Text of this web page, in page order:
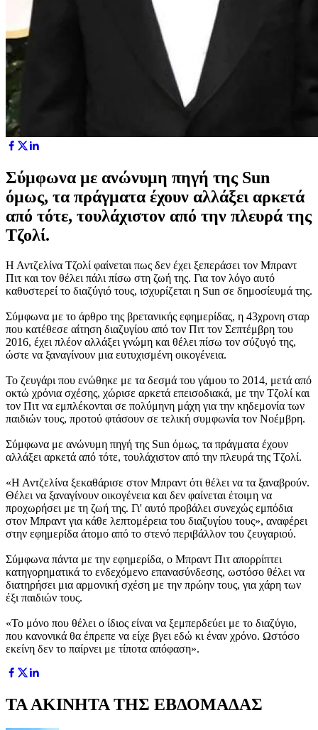
Σύμφωνα με ανώνυμη πηγή της Sun
όμως, τα πράγματα έχουν αλλάξει αρκετά
από τότε, τουλάχιστον από την πλευρά της
Τζολί.
Η Αντζελίνα Τζολί φαίνεται πως δεν έχει ξεπεράσει τον Μπραντ
Πιτ και τον θέλει πάλι πίσω στη ζωή της. Για τον λόγο αυτό
καθυστερεί το διαζύγιό τους, ισχυρίζεται η Sun σε δημοσίευμά της.
Σύμφωνα με το άρθρο της βρετανικής εφημερίδας, η 43χρονη σταρ
που κατέθεσε αίτηση διαζυγίου από τον Πιτ τον Σεπτέμβρη του
2016, έχει πλέον αλλάξει γνώμη και θέλει πίσω τον σύζυγό της,
ώστε να ξαναγίνουν μια ευτυχισμένη οικογένεια.
Το ζευγάρι που ενώθηκε με τα δεσμά του γάμου το 2014, μετά από
οκτώ χρόνια σχέσης, χώρισε αρκετά επεισοδιακά, με την Τζολί και
τον Πιτ να εμπλέκονται σε πολύμηνη μάχη για την κηδεμονία των
παιδιών τους, προτού φτάσουν σε τελική συμφωνία τον Νοέμβρη.
Σύμφωνα με ανώνυμη πηγή της Sun όμως, τα πράγματα έχουν
αλλάξει αρκετά από τότε, τουλάχιστον από την πλευρά της Τζολί.
«Η Αντζελίνα ξεκαθάρισε στον Μπραντ ότι θέλει να τα ξαναβρούν.
Θέλει να ξαναγίνουν οικογένεια και δεν φαίνεται έτοιμη να
προχωρήσει με τη ζωή της. Γι' αυτό προβάλει συνεχώς εμπόδια
στον Μπραντ για κάθε λεπτομέρεια του διαζυγίου τους», αναφέρει
στην εφημερίδα άτομο από το στενό περιβάλλον του ζευγαριού.
Σύμφωνα πάντα με την εφημερίδα, ο Μπραντ Πιτ απορρίπτει
κατηγορηματικά το ενδεχόμενο επανασύνδεσης, ωστόσο θέλει να
διατηρήσει μια αρμονική σχέση με την πρώην τους, για χάρη των
έξι παιδιών τους.
«Το μόνο που θέλει ο ίδιος είναι να ξεμπερδεύει με το διαζύγιο,
που κανονικά θα έπρεπε να είχε βγει εδώ κι έναν χρόνο. Ωστόσο
εκείνη δεν το παίρνει με τίποτα απόφαση».
ΤΑ ΑΚΙΝΗΤΑ ΤΗΣ ΕΒΔΟΜΑΔΑΣ